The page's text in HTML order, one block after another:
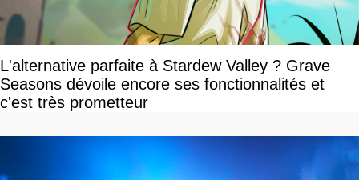
L'alternative parfaite à Stardew Valley ? Grave
Seasons dévoile encore ses fonctionnalités et
c'est très prometteur